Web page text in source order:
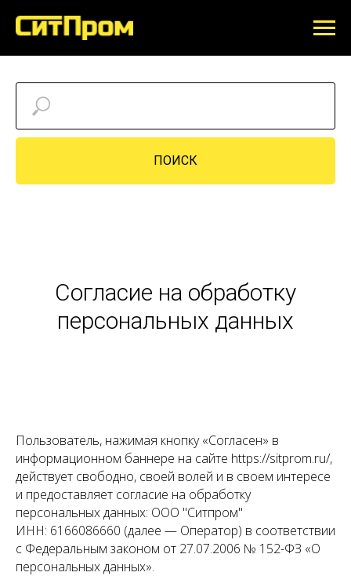
ПОИСК
Согласие на обработку
персональных данных
Пользователь, нажимая кнопку «Согласен» в
информационном баннере на сайте https://sitprom.ru/,
действует свободно, своей волей и в своем интересе
и предоставляет согласие на обработку
персональных данных: ООО "Ситпром"
ИНН: 6166086660 (далее — Оператор) в соответствии
с Федеральным законом от 27.07.2006 № 152-ФЗ «О
персональных данных».